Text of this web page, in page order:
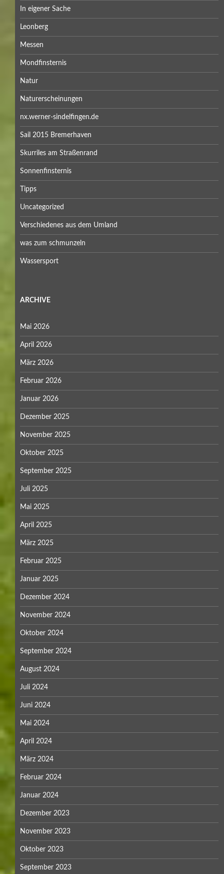
In eigener Sache
Leonberg
Messen
Mondfinsternis
Natur
Naturerscheinungen
nx.werner-sindelfingen.de
Sail 2015 Bremerhaven
Skurriles am Straßenrand
Sonnenfinsternis
Tipps
Uncategorized
Verschiedenes aus dem Umland
was zum schmunzeln
Wassersport
ARCHIVE
Mai 2026
April 2026
März 2026
Februar 2026
Januar 2026
Dezember 2025
November 2025
Oktober 2025
September 2025
Juli 2025
Mai 2025
April 2025
März 2025
Februar 2025
Januar 2025
Dezember 2024
November 2024
Oktober 2024
September 2024
August 2024
Juli 2024
Juni 2024
Mai 2024
April 2024
März 2024
Februar 2024
Januar 2024
Dezember 2023
November 2023
Oktober 2023
September 2023